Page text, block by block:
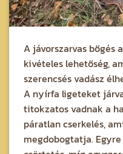
A jávorszarvas bőgés
kivételes lehetőség,
szerencsés vadász
A nyírfa ligeteket
titokzatos vadnak a
páratlan cserkelés,
megdobogtatja.